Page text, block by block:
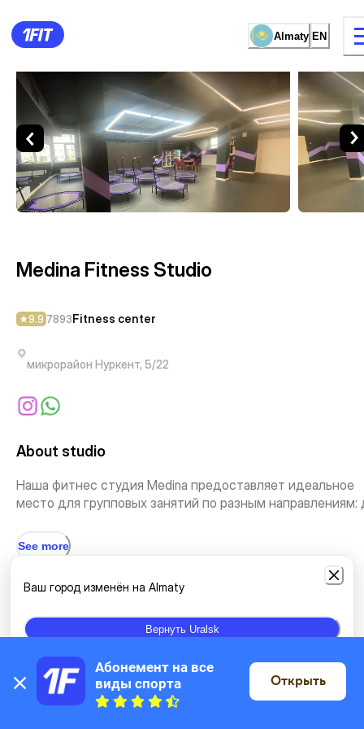
Almaty EN
15 types of classes Female
Medina Fitness Studio —
Medina Fitness Studio
9.9 7893Fitness center
микрорайон Нуркент, 5/22
About studio
Наша фитнес студия Medina предоставляет идеальное
место для групповых занятий по разным направлениям:
See more
Types of classes
Yoga Other yoga Yoga for pregnants Kundalini yoga
Hatha-yoga Stretching and Pilates Intense classes
On the map
Ваш город изменён на Almaty
Вернуть Uralsk
Абонемент на все
виды спорта
Открыть